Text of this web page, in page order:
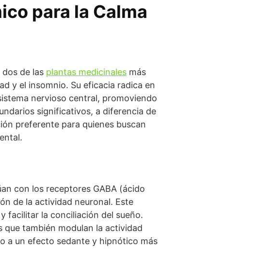
para la Calma
dos de las plantas medicinales más
y el insomnio. Su eficacia radica en
nervioso central, promoviendo
significativos, a diferencia de
preferente para quienes buscan
con los receptores GABA (ácido
de la actividad neuronal. Este
facilitar la conciliación del sueño.
también modulan la actividad
a un efecto sedante y hipnótico más